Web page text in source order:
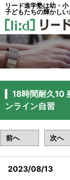
リード進学塾は幼・
子どもたちの輝かしい
18時間耐久10
ンライン自習
前へ 次へ
2023/08/13